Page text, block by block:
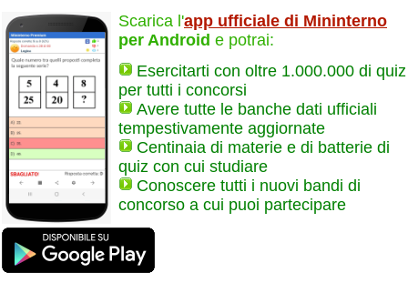
Scarica l'app ufficiale di Mininterno
per Android e potrai:
Esercitarti con oltre 1.000.000 di quiz
per tutti i concorsi
Avere tutte le banche dati ufficiali
tempestivamente aggiornate
Centinaia di materie e di batterie di
quiz con cui studiare
Conoscere tutti i nuovi bandi di
concorso a cui puoi partecipare